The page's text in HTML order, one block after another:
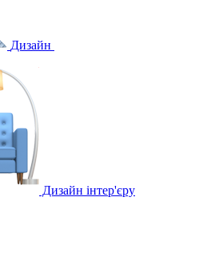
Дизайн
Дизайн інтер'єру